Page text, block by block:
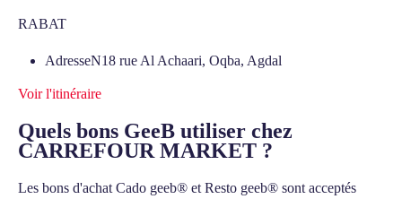
RABAT
AdresseN18 rue Al Achaari, Oqba, Agdal
Voir l'itinéraire
Quels bons GeeB utiliser chez
CARREFOUR MARKET ?
Les bons d'achat Cado geeb® et Resto geeb® sont acceptés